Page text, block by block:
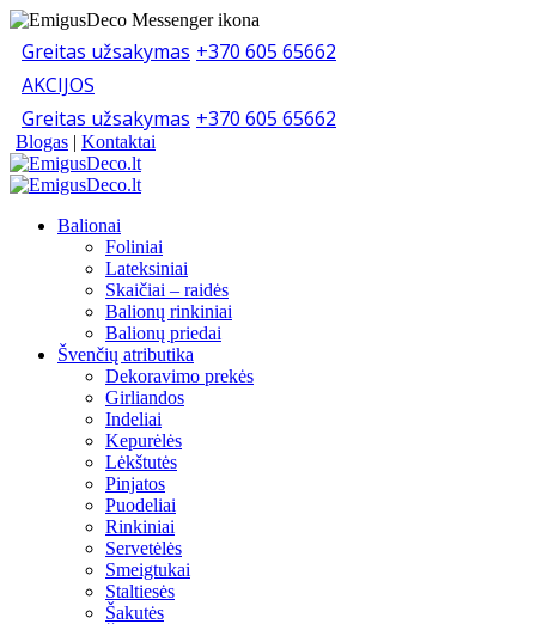
Greitas užsakymas +370 605 65662
AKCIJOS
Greitas užsakymas +370 605 65662
Blogas | Kontaktai
Balionai
Foliniai
Lateksiniai
Skaičiai – raidės
Balionų rinkiniai
Balionų priedai
Švenčių atributika
Dekoravimo prekės
Girliandos
Indeliai
Kepurėlės
Lėkštutės
Pinjatos
Puodeliai
Rinkiniai
Servetėlės
Smeigtukai
Staltiesės
Šakutės